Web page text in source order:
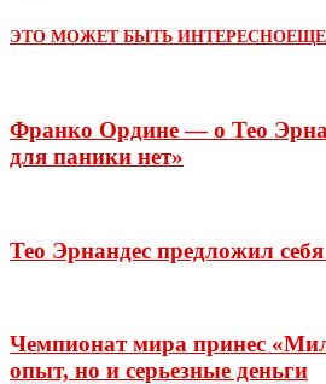
ЭТО МОЖЕТ БЫТЬ ИНТЕРЕСНОЕЩЕ
Франко Ордине — о Тео
для паники нет»
Тео Эрнандес предложил
Чемпионат мира принес
опыт, но и серьезные деньги